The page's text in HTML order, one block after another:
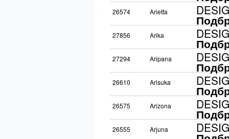
26574 Arietta
27856 Arika
27294 Aripana
26610 Arisuka
26575 Arizona
26555 Arjuna